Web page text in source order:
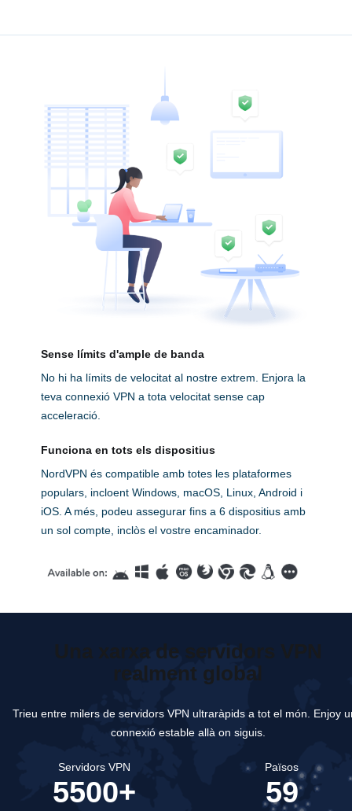
Sense límits d'ample de banda
No hi ha límits de velocitat al nostre extrem. Enjora la
teva connexió VPN a tota velocitat sense cap
acceleració.
Funciona en tots els dispositius
NordVPN és compatible amb totes les plataformes
populars, incloent Windows, macOS, Linux, Android i
iOS. A més, podeu assegurar fins a 6 dispositius amb
un sol compte, inclòs el vostre encaminador.
Una xarxa de servidors VPN
realment global
Trieu entre milers de servidors VPN ultraràpids a tot el món. Enjoy
connexió estable allà on siguis.
Servidors VPN
5500+
Països
59